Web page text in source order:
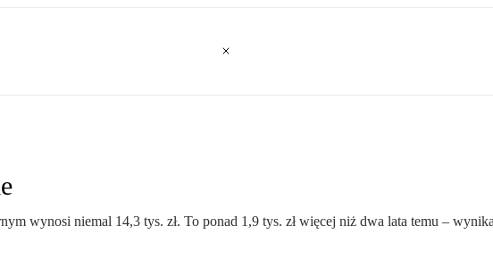
wynosi niemal 14,3 tys. zł. To ponad 1,9 tys. zł więcej niż dwa lata temu –